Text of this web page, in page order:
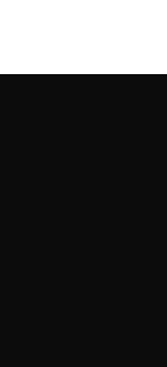
était :
est :